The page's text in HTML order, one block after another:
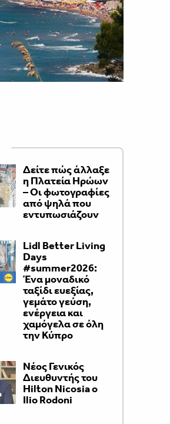
Δείτε πώς άλλαξε
η Πλατεία Ηρώων
– Οι φωτογραφίες
από ψηλά που
εντυπωσιάζουν
Lidl Better Living
Days
#summer2026:
Ένα μοναδικό
ταξίδι ευεξίας,
γεμάτο γεύση,
ενέργεια και
χαμόγελα σε όλη
την Κύπρο
Νέος Γενικός
Διευθυντής του
Hilton Nicosia ο
Ilio Rodoni